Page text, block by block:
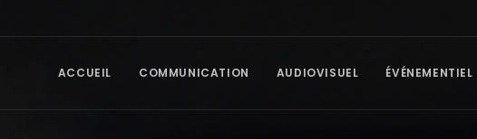
ACCUEIL COMMUNICATION AUDIOVISUEL ÉVÉNEMENTIEL